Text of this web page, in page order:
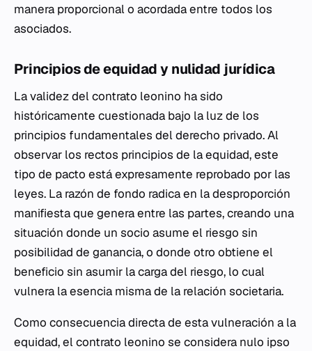
manera proporcional o acordada entre todos los
asociados.
Principios de equidad y nulidad jurídica
La validez del contrato leonino ha sido
históricamente cuestionada bajo la luz de los
principios fundamentales del derecho privado. Al
observar los rectos principios de la equidad, este
tipo de pacto está expresamente reprobado por las
leyes. La razón de fondo radica en la desproporción
manifiesta que genera entre las partes, creando una
situación donde un socio asume el riesgo sin
posibilidad de ganancia, o donde otro obtiene el
beneficio sin asumir la carga del riesgo, lo cual
vulnera la esencia misma de la relación societaria.
Como consecuencia directa de esta vulneración a la
equidad, el contrato leonino se considera nulo ipso